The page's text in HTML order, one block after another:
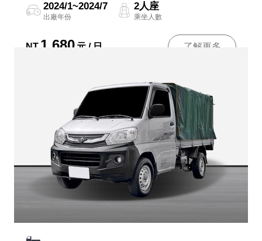
2024/1~2024/7
出廠年份
2人座
乘坐人數
NT 1,680 元 / 日 了解更多